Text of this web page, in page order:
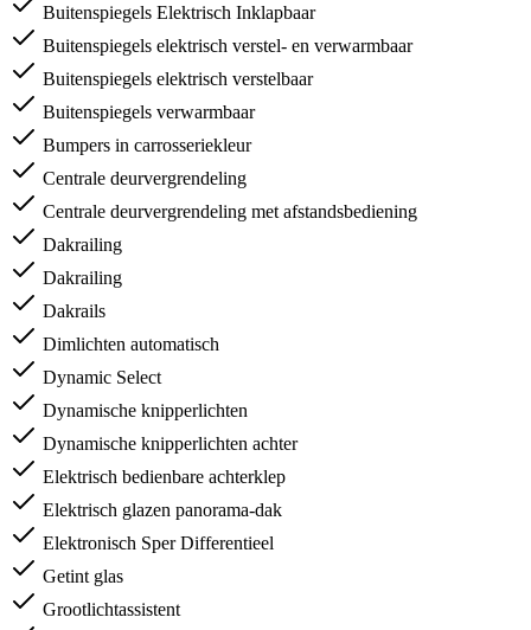
Buitenspiegels Elektrisch Inklapbaar
Buitenspiegels elektrisch verstel- en verwarmbaar
Buitenspiegels elektrisch verstelbaar
Buitenspiegels verwarmbaar
Bumpers in carrosseriekleur
Centrale deurvergrendeling
Centrale deurvergrendeling met afstandsbediening
Dakrailing
Dakrailing
Dakrails
Dimlichten automatisch
Dynamic Select
Dynamische knipperlichten
Dynamische knipperlichten achter
Elektrisch bedienbare achterklep
Elektrisch glazen panorama-dak
Elektronisch Sper Differentieel
Getint glas
Grootlichtassistent